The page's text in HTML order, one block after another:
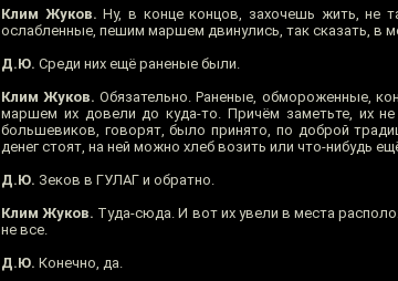
Клим Жуков. Ну, в конце концов, захочешь жить, не
ослабленные, пешим маршем двинулись, так сказать, в
Д.Ю. Среди них ещё раненые были.
Клим Жуков. Обязательно. Раненые, обмороженные,
маршем их довели до куда-то. Причём заметьте, их
большевиков, говорят, было принято, по доброй
денег стоят, на ней можно хлеб возить или что-нибудь
Д.Ю. Зеков в ГУЛАГ и обратно.
Клим Жуков. Туда-сюда. И вот их увели в места
не все.
Д.Ю. Конечно, да.